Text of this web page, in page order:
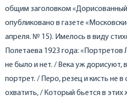
общим заголовком
опубликовано в газете
апреля. № 15). Имелось в виду
Полетаева 1923 года:
не было и нет. / Века уж дорисуют,
портрет. / Перо, резец и кисть не
охватить, / Который бьется в этих